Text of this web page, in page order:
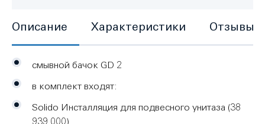
Описание
смывной бачок GD 2
в комплект входят:
Solido Инсталляция для подвесного унитаза (38
939 000)
Характеристики Отзывы